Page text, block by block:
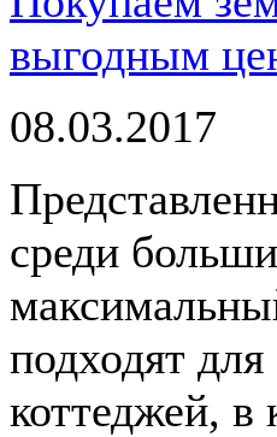
выгодным
08.03.2017
среди
подходят
коттеджей,